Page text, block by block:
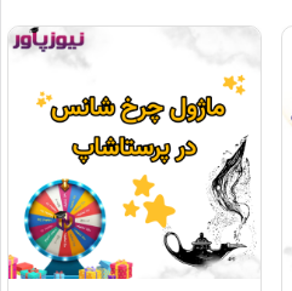
ارسال شده است، در صورت
تولد ، مشکلات مربوط به
نمی تواند چند بار اقدام
نماید.
خاص تولید می شود.
کوپن